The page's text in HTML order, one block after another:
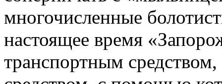
многочисленные
настоящее время
транспортным